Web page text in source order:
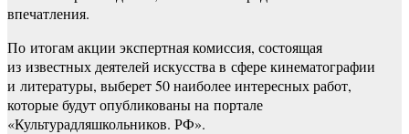
впечатления.
По итогам акции экспертная комиссия, состоящая
из известных деятелей искусства в сфере кинематографии
и литературы, выберет 50 наиболее интересных работ,
которые будут опубликованы на портале
«Культурадляшкольников. РФ».